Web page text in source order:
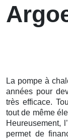
La pompe à
années pour
très efficace.
tout de même
Heureusement,
permet de